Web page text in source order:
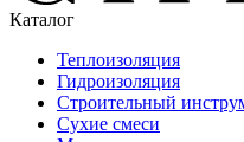
Каталог
Теплоизоляция
Гидроизоляция
Строительный
Сухие смеси